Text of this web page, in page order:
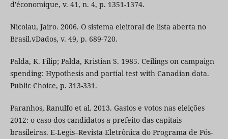
d'économique, v. 41, n. 4, p. 1351-1374.
Nicolau, Jairo. 2006. O sistema eleitoral de lista aberta no
Brasil.vDados, v. 49, p. 689-720.
Palda, K. Filip; Palda, Kristian S. 1985. Ceilings on campaign
spending: Hypothesis and partial test with Canadian data.
Public Choice, p. 313-331.
Paranhos, Ranulfo et al. 2013. Gastos e votos nas eleições
2012: o caso dos candidatos a prefeito das capitais
brasileiras. E-Legis–Revista Eletrônica do Programa de Pós-